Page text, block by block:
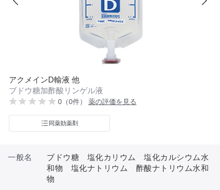
アクメインD輸液 他
ブドウ糖加酢酸リンゲル液
0（0件） 薬の評価を見る
同薬効薬剤
一般名
ブドウ糖 塩化カリウム 塩化カルシウム水
和物 塩化ナトリウム 酢酸ナトリウム水和
物